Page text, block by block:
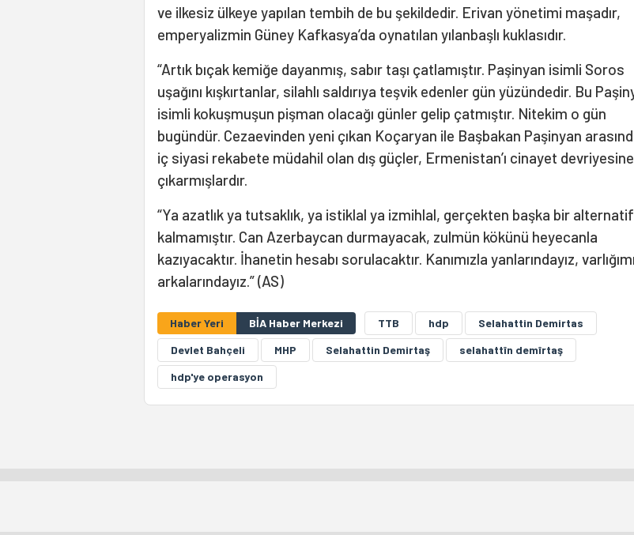
ve ilkesiz ülkeye yapılan tembih de bu şekildedir. Erivan yönetimi maşadır,
emperyalizmin Güney Kafkasya’da oynatılan yılanbaşlı kuklasıdır.
“Artık bıçak kemiğe dayanmış, sabır taşı çatlamıştır. Paşinyan isimli Soros
uşağını kışkırtanlar, silahlı saldırıya teşvik edenler gün yüzündedir. Bu
isimli kokuşmuşun pişman olacağı günler gelip çatmıştır. Nitekim o gün
bugündür. Cezaevinden yeni çıkan Koçaryan ile Başbakan Paşinyan
iç siyasi rekabete müdahil olan dış güçler, Ermenistan’ı cinayet devriyesine
çıkarmışlardır.
“Ya azatlık ya tutsaklık, ya istiklal ya izmihlal, gerçekten başka bir alternatif
kalmamıştır. Can Azerbaycan durmayacak, zulmün kökünü heyecanla
kazıyacaktır. İhanetin hesabı sorulacaktır. Kanımızla yanlarındayız,
arkalarındayız.” (AS)
Haber Yeri BİA Haber Merkezi TTB hdp
Selahattin Demirtas
Devlet Bahçeli
MHP Selahattin Demirtaş
selahattîn demîrtaş
hdp'ye operasyon